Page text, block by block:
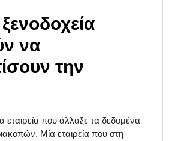
να
την
εταιρεία που άλλαξε τα δεδομένα
Μία εταιρεία που στη